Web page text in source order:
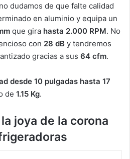
dudamos de que falte calidad
en aluminio y equipa un
que gira hasta 2.000 RPM. No
con 28 dB y tendremos
gracias a sus 64 cfm.
desde 10 pulgadas hasta 17
de 1.15 Kg.
joya de la corona